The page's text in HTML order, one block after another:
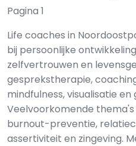
Pagina 1
Life coaches in
bij persoonlijke
zelfvertrouwen en
gesprekstherapie,
mindfulness, visualisatie
Veelvoorkomende
burnout-preventie,
assertiviteit en zingeving.